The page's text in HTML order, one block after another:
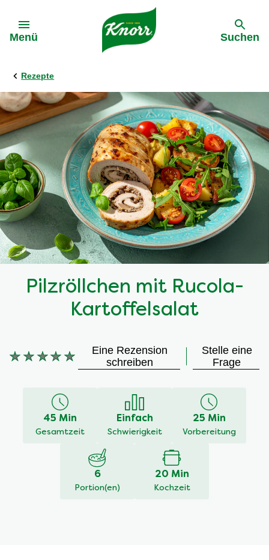
Menü Suchen
Rezepte
Pilzröllchen mit Rucola-
Kartoffelsalat
Keine
abgegeben
Eine Rezension
schreiben
Stelle eine
Frage
45 Min
Gesamtzeit
Einfach
Schwierigkeit
25 Min
Vorbereitung
6
Portion(en)
20 Min
Kochzeit